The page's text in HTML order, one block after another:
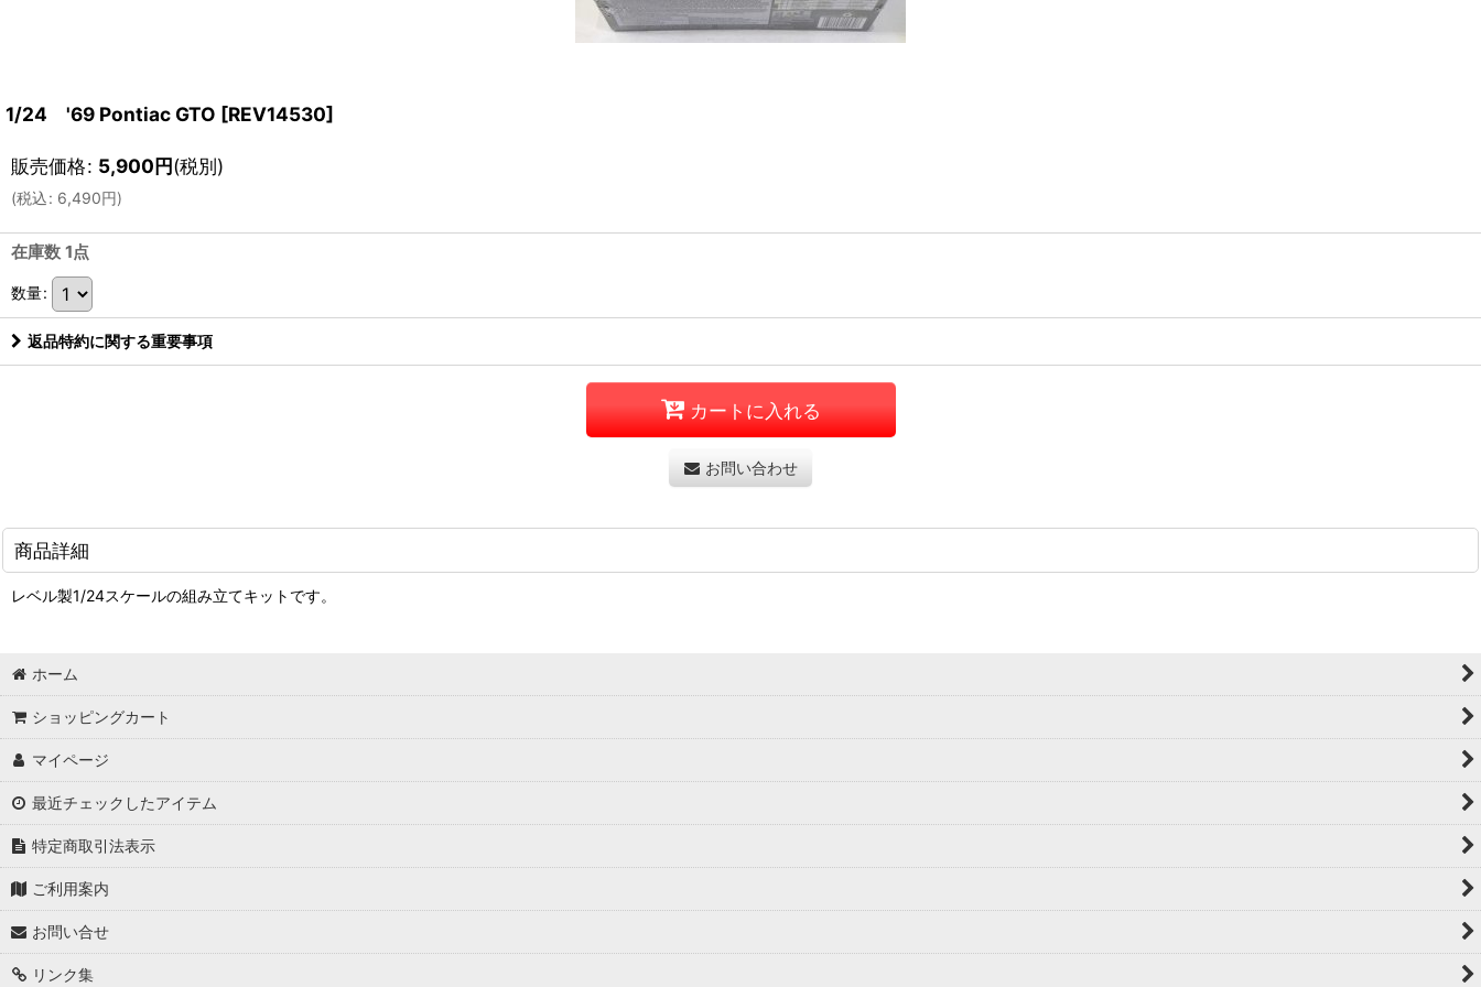
1/24 '69 Pontiac GTO [REV14530]
販売価格: 5,900円(税別)
(税込: 6,490円)
在庫数 1点
数量:
返品特約に関する重要事項
カートに入れる
お問い合わせ
商品詳細
レベル製1/24スケールの組み立てキットです。
ホーム
ショッピングカート
マイページ
最近チェックしたアイテム
特定商取引法表示
ご利用案内
お問い合せ
リンク集